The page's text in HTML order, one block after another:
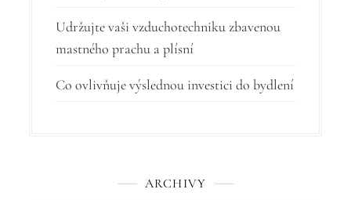
p
Udržujte vaši vzduchotechniku zbavenou
mastného prachu a plísní
Co ovlivňuje výslednou investici do bydlení
ARCHIVY